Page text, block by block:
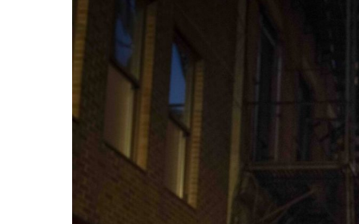
Openingstijden & contact
Bereikbaarheid
Kaartverkoop
EDUCATIE
Schoolvoorstellingen
Filmprogramma’s Primair Onderwijs